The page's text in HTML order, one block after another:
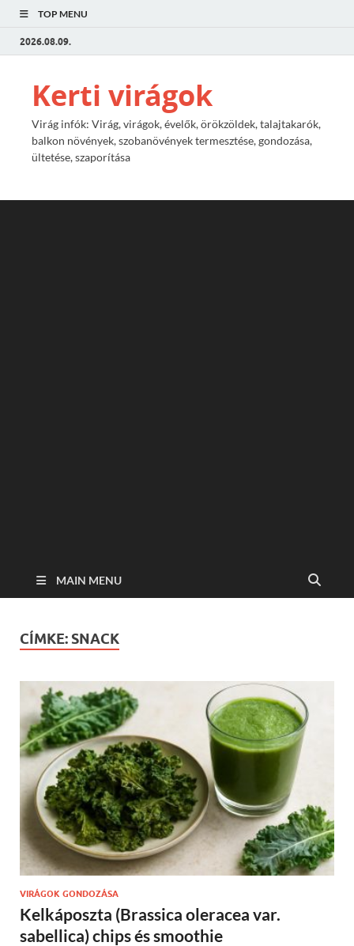
TOP MENU
2026.08.09.
Kerti virágok
Virág infók: Virág, virágok, évelők, örökzöldek, talajtakarók,
balkon növények, szobanövények termesztése, gondozása,
ültetése, szaporítása
MAIN MENU
CÍMKE: SNACK
VIRÁGOK GONDOZÁSA
Kelkáposzta (Brassica oleracea var.
sabellica) chips és smoothie